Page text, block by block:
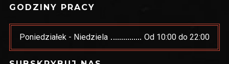
GODZINY PRACY
Poniedziałek - Niedziela Od 10:00 do 22:00